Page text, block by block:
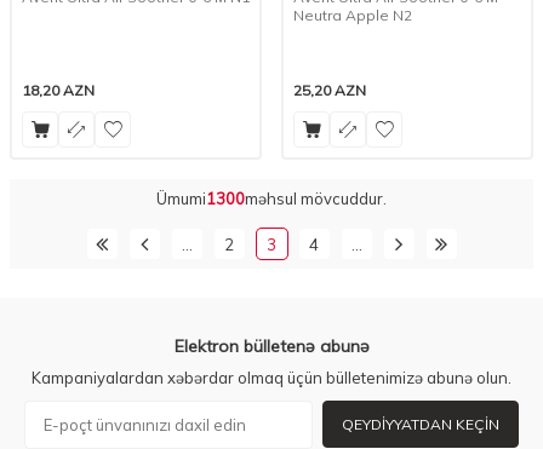
18,20AZN
Neutra Apple N2
25,20AZN
Ümumi1300məhsul mövcuddur.
2 3 4
Elektron bülletenə abunə
Kampaniyalardan xəbərdar olmaq üçün bülletenimizə abunə olun.
QEYDIYYATDAN KEÇIN